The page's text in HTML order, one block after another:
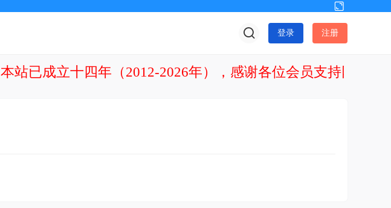
换
到
版
登录 注册
本站已成立十四年（2012-2026年），感谢各位会员支持网站发